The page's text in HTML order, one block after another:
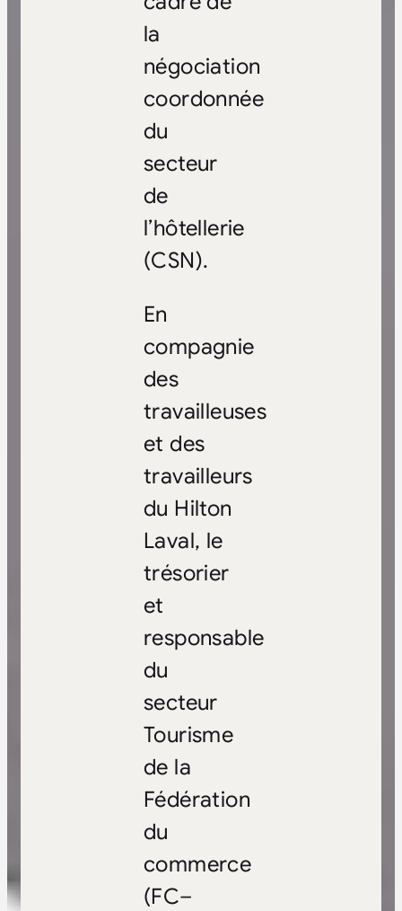
la
négociation
coordonnée
du
secteur
de
l’hôtellerie
(CSN).
En
compagnie
des
travailleuses
et des
travailleurs
du Hilton
Laval, le
trésorier
et
responsable
du
secteur
Tourisme
de la
Fédération
du
commerce
(FC–